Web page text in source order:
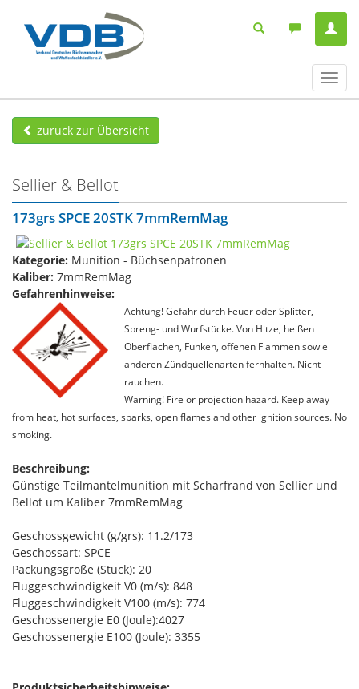
ein-/
zurück zur Übersicht
Sellier & Bellot
173grs SPCE 20STK 7mmRemMag
Kategorie: Munition - Büchsenpatronen
Kaliber: 7mmRemMag
Gefahrenhinweise:
Achtung! Gefahr durch Feuer oder Splitter,
Spreng- und Wurfstücke. Von Hitze, heißen
Oberflächen, Funken, offenen Flammen sowie
anderen Zündquellenarten fernhalten. Nicht
rauchen.
Warning! Fire or projection hazard. Keep away
from heat, hot surfaces, sparks, open flames and other ignition sources. No
smoking.
Beschreibung:
Günstige Teilmantelmunition mit Scharfrand von Sellier und
Bellot um Kaliber 7mmRemMag
Geschossgewicht (g/grs): 11.2/173
Geschossart: SPCE
Packungsgröße (Stück): 20
Fluggeschwindigkeit V0 (m/s): 848
Fluggeschwindigkeit V100 (m/s): 774
Geschossenergie E0 (Joule):4027
Geschossenergie E100 (Joule): 3355